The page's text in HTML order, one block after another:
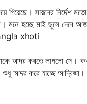
গিয়েছে। সায়নের নির্দেশ
মনে হচ্ছে মাই ছুলে দেবে
xhoti
আদর করতে লাগলো
শুধু আদর করে যাচ্ছে